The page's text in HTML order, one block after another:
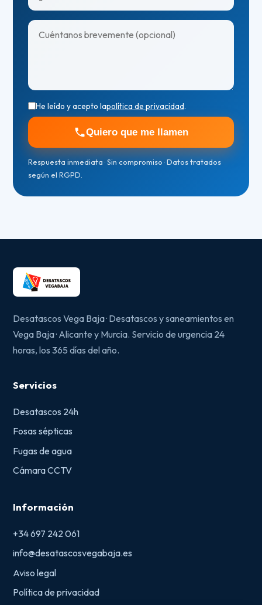
He leído y acepto lapolítica de privacidad.
Quiero que me llamen
Respuesta inmediata · Sin compromiso · Datos tratados
según el RGPD.
Desatascos Vega Baja · Desatascos y saneamientos en
Vega Baja · Alicante y Murcia. Servicio de urgencia 24
horas, los 365 días del año.
Servicios
Desatascos 24h
Fosas sépticas
Fugas de agua
Cámara CCTV
Información
+34 697 242 061
info@desatascosvegabaja.es
Aviso legal
Política de privacidad